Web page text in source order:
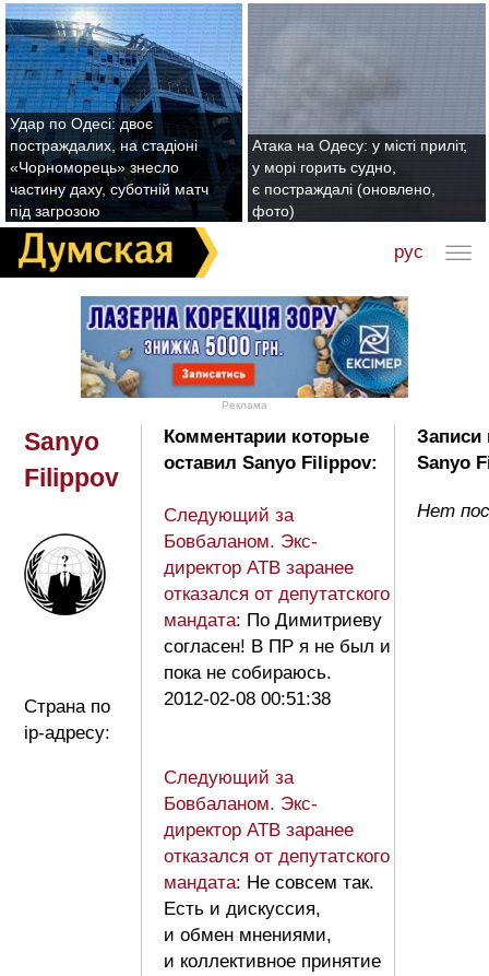
Удар по Одесі: двоє
постраждалих, на стадіоні
«Чорноморець» знесло
частину даху, суботній матч
під загрозою
Атака на Одесу: у місті приліт,
у морі горить судно,
є постраждалі (оновлено,
фото)
рус
Реклама
Sanyo
Filippov
Страна по
ip-адресу:
Комментарии которые
оставил Sanyo Filippov:
Следующий за
Бовбаланом. Экс-
директор АТВ заранее
отказался от депутатского
мандата: По Димитриеву
согласен! В ПР я не был и
пока не собираюсь.
2012-02-08 00:51:38
Следующий за
Бовбаланом. Экс-
директор АТВ заранее
отказался от депутатского
мандата: Не совсем так.
Есть и дискуссия,
и обмен мнениями,
и коллективное принятие
Записи
Sanyo
Нет